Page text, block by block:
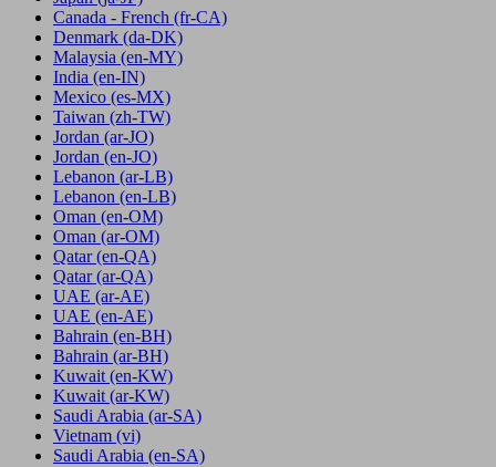
Canada - French (fr-CA)
Denmark (da-DK)
Malaysia (en-MY)
India (en-IN)
Mexico (es-MX)
Taiwan (zh-TW)
Jordan (ar-JO)
Jordan (en-JO)
Lebanon (ar-LB)
Lebanon (en-LB)
Oman (en-OM)
Oman (ar-OM)
Qatar (en-QA)
Qatar (ar-QA)
UAE (ar-AE)
UAE (en-AE)
Bahrain (en-BH)
Bahrain (ar-BH)
Kuwait (en-KW)
Kuwait (ar-KW)
Saudi Arabia (ar-SA)
Vietnam (vi)
Saudi Arabia (en-SA)